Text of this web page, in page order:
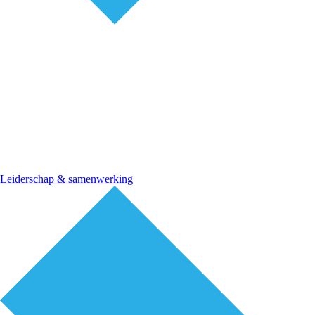
Leiderschap & samenwerking